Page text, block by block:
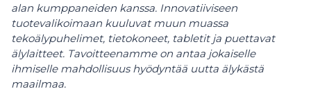
alan kumppaneiden kanssa. Innovatiiviseen
tuotevalikoimaan kuuluvat muun muassa
tekoälypuhelimet, tietokoneet, tabletit ja puettavat
älylaitteet. Tavoitteenamme on antaa jokaiselle
ihmiselle mahdollisuus hyödyntää uutta älykästä
maailmaa.